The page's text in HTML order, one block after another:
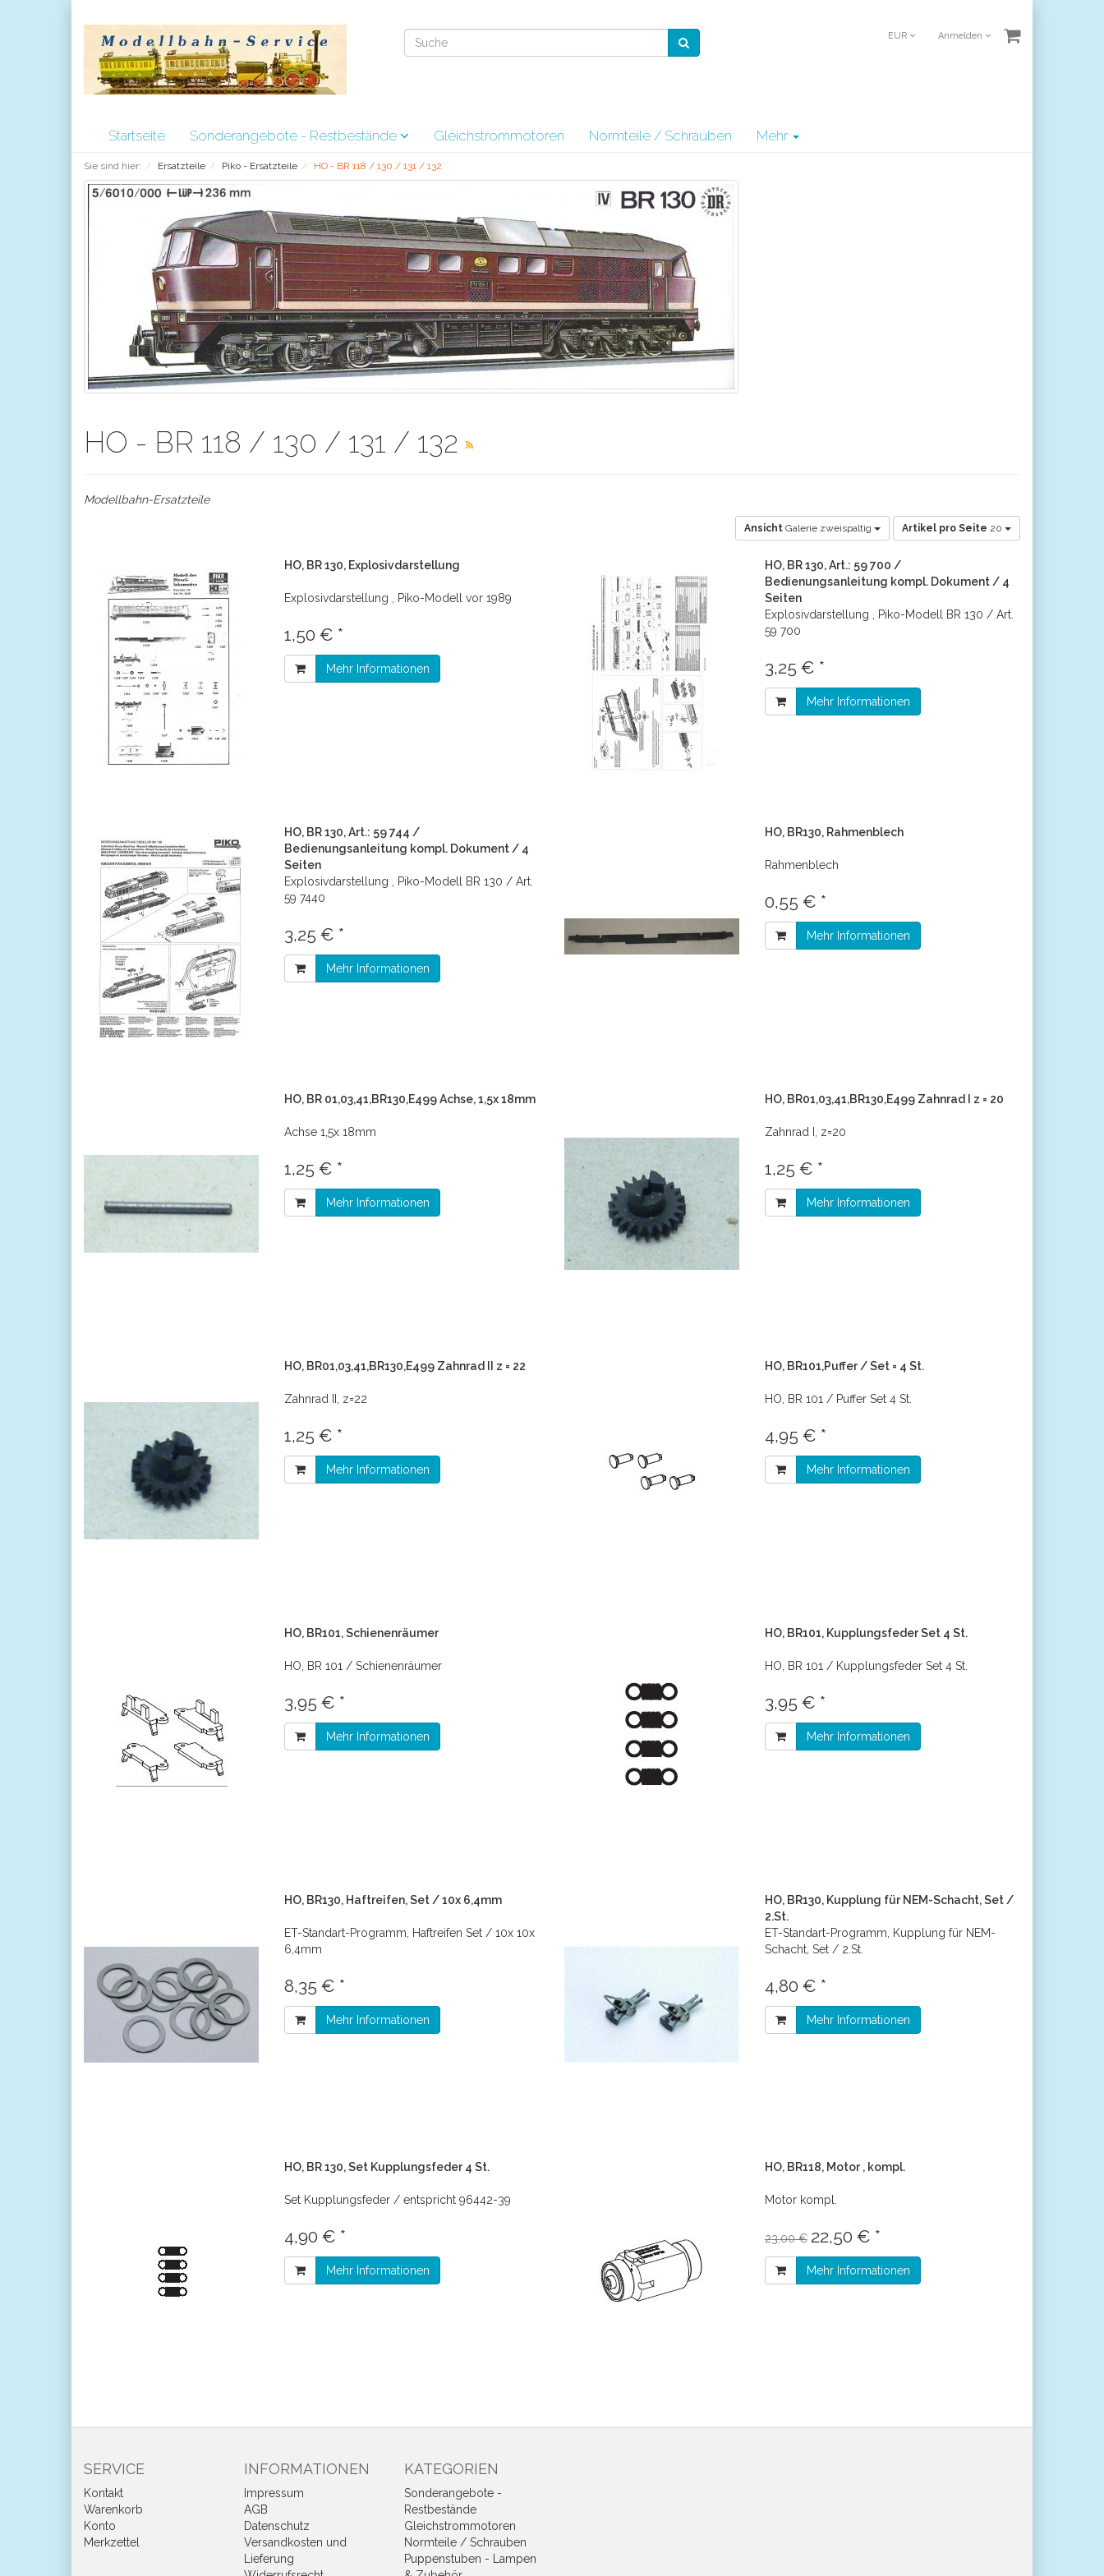
EUR Anmelden
Startseite Sonderangebote - Restbestände Gleichstrommotoren Normteile / Schrauben Mehr
Sie sind hier: Ersatzteile Piko - Ersatzteile HO - BR 118 / 130 / 131 / 132
HO - BR 118 / 130 / 131 / 132
Modellbahn-Ersatzteile
Ansicht Galerie zweispaltig Artikel pro Seite 20
HO, BR 130, Explosivdarstellung
Explosivdarstellung , Piko-Modell vor 1989
1,50 € *
Mehr Informationen
HO, BR 130, Art.: 59 700 /
Bedienungsanleitung kompl. Dokument / 4
Seiten
Explosivdarstellung , Piko-Modell BR 130 / Art.
59 700
3,25 € *
Mehr Informationen
HO, BR 130, Art.: 59 744 /
Bedienungsanleitung kompl. Dokument / 4
Seiten
Explosivdarstellung , Piko-Modell BR 130 / Art.
59 7440
3,25 € *
Mehr Informationen
HO, BR130, Rahmenblech
Rahmenblech
0,55 € *
Mehr Informationen
HO, BR 01,03,41,BR130,E499 Achse, 1,5x 18mm
Achse 1,5x 18mm
1,25 € *
Mehr Informationen
HO, BR01,03,41,BR130,E499 Zahnrad I z = 20
Zahnrad I, z=20
1,25 € *
Mehr Informationen
HO, BR01,03,41,BR130,E499 Zahnrad II z = 22
Zahnrad II, z=22
1,25 € *
Mehr Informationen
HO, BR101,Puffer / Set = 4 St.
HO, BR 101 / Puffer Set 4 St.
4,95 € *
Mehr Informationen
HO, BR101, Schienenräumer
HO, BR 101 / Schienenräumer
3,95 € *
Mehr Informationen
HO, BR101, Kupplungsfeder Set 4 St.
HO, BR 101 / Kupplungsfeder Set 4 St.
3,95 € *
Mehr Informationen
HO, BR130, Haftreifen, Set / 10x 6,4mm
ET-Standart-Programm, Haftreifen Set / 10x 10x
6,4mm
8,35 € *
Mehr Informationen
HO, BR130, Kupplung für NEM-Schacht, Set /
2.St.
ET-Standart-Programm, Kupplung für NEM-
Schacht, Set / 2.St.
4,80 € *
Mehr Informationen
HO, BR 130, Set Kupplungsfeder 4 St.
Set Kupplungsfeder / entspricht 96442-39
4,90 € *
Mehr Informationen
HO, BR118, Motor , kompl.
Motor kompl.
23,00 € 22,50 € *
Mehr Informationen
SERVICE
Kontakt
Warenkorb
Konto
Merkzettel
INFORMATIONEN
Impressum
AGB
Datenschutz
Versandkosten und
Lieferung
KATEGORIEN
Sonderangebote -
Restbestände
Gleichstrommotoren
Normteile / Schrauben
Puppenstuben - Lampen